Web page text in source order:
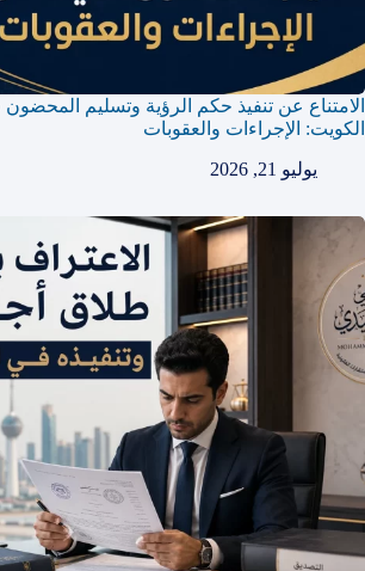
الامتناع عن تنفيذ حكم الرؤية وتسليم
الكويت: الإجراءات والعقوبات
يوليو 21, 2026